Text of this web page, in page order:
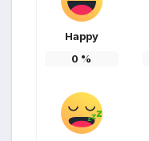
Happy
0 %